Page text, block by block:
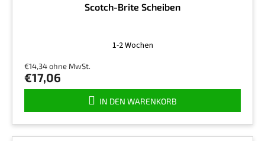
Scotch-Brite Scheiben
1-2 Wochen
€14,34 ohne MwSt.
€17,06
IN DEN WARENKORB